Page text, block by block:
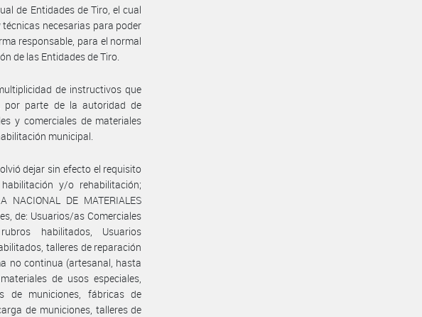
de Entidades de Tiro, el cual
necesarias para poder
responsable, para el normal
de las Entidades de Tiro.
de instructivos que
por parte de la autoridad de
y comerciales de materiales
municipal.
dejar sin efecto el requisito
y/o rehabilitación;
DE MATERIALES
de: Usuarios/as Comerciales
habilitados, Usuarios
talleres de reparación
no continua (artesanal, hasta
de usos especiales,
de municiones, fábricas de
de municiones, talleres de